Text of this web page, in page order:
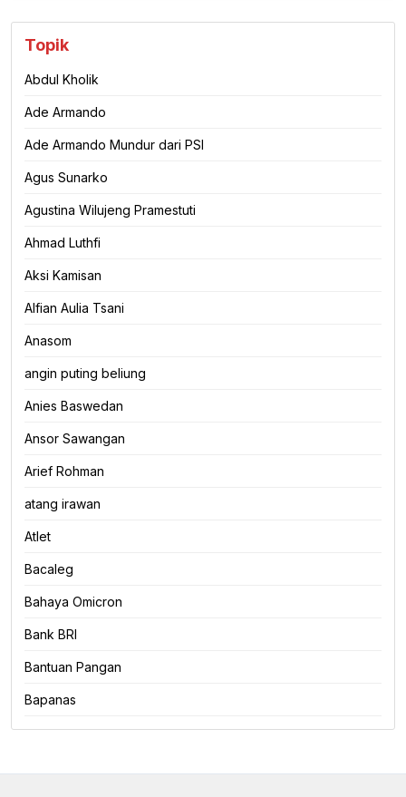
Topik
Abdul Kholik
Ade Armando
Ade Armando Mundur dari PSI
Agus Sunarko
Agustina Wilujeng Pramestuti
Ahmad Luthfi
Aksi Kamisan
Alfian Aulia Tsani
Anasom
angin puting beliung
Anies Baswedan
Ansor Sawangan
Arief Rohman
atang irawan
Atlet
Bacaleg
Bahaya Omicron
Bank BRI
Bantuan Pangan
Bapanas